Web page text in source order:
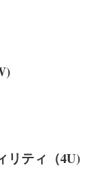
リティ（4U)